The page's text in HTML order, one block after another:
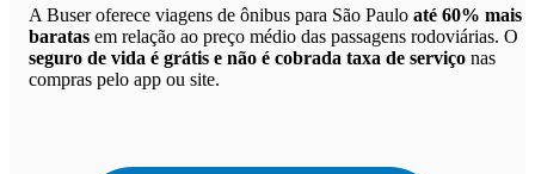
A Buser oferece viagens de ônibus para São Paulo até 60% mais
baratas em relação ao preço médio das passagens rodoviárias. O
seguro de vida é grátis e não é cobrada taxa de serviço nas
compras pelo app ou site.